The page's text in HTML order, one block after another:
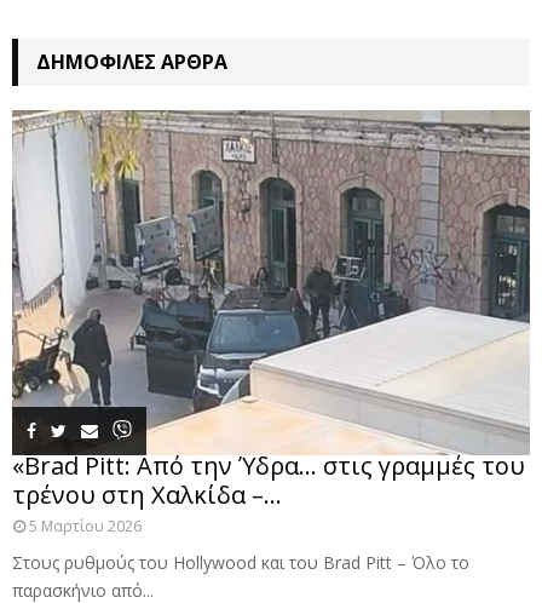
ΔΗΜΟΦΙΛΈΣ ΆΡΘΡΑ
«Brad Pitt: Από την Ύδρα… στις γραμμές του
τρένου στη Χαλκίδα –...
5 Μαρτίου 2026
Στους ρυθμούς του Hollywood και του Brad Pitt – Όλο το
παρασκήνιο από...